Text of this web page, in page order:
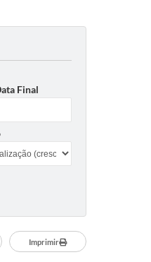
Final
Imprimir